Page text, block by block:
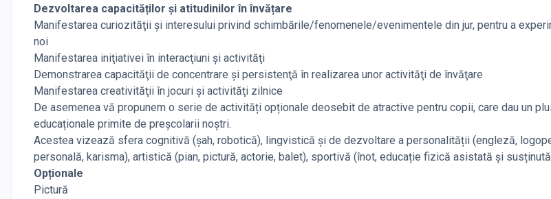
Dezvoltarea capacităților și atitudinilor în învățare
Manifestarea curiozităţii şi interesului privind schimbările/fenomenele/evenimentele din jur, pentru a
noi
Manifestarea iniţiativei în interacţiuni şi activităţi
Demonstrarea capacităţii de concentrare şi persistenţă în realizarea unor activităţi de învăţare
Manifestarea creativităţii în jocuri şi activităţi zilnice
De asemenea vă propunem o serie de activități opționale deosebit de atractive pentru copii, care dau un
educaționale primite de preșcolarii noștri.
Acestea vizează sfera cognitivă (șah, robotică), lingvistică și de dezvoltare a personalității (engleză,
personală, karisma), artistică (pian, pictură, actorie, balet), sportivă (înot, educație fizică asistată și
Opționale
Pictură